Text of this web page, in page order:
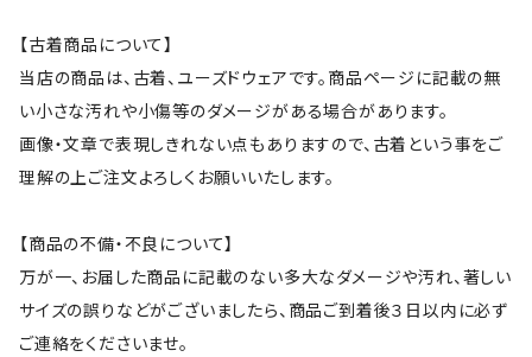
【古着商品について】
当店の商品は、古着、ユーズドウェアです。商品ページに記載の無
い小さな汚れや小傷等のダメージがある場合があります。
画像・文章で表現しきれない点もありますので、古着という事をご
理解の上ご注文よろしくお願いいたします。
【商品の不備・不良について】
万が一、お届した商品に記載のない多大なダメージや汚れ、著しい
サイズの誤りなどがございましたら、商品ご到着後３日以内に必ず
ご連絡をくださいませ。